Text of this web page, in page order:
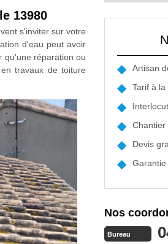
13980
s'inviter sur votre
d'eau peut avoir
qu'une réparation ou
travaux de toiture
Artisan
Tarif à
Chantier
Devis
Nos
Bureau